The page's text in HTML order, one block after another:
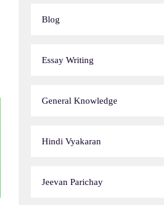
Blog
Essay Writing
General Knowledge
Hindi Vyakaran
Jeevan Parichay